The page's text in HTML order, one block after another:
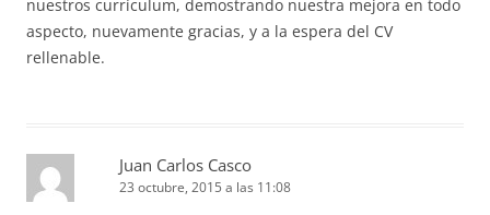
nuestros currículum, demostrando nuestra mejora en todo
aspecto, nuevamente gracias, y a la espera del CV
rellenable.
Juan Carlos Casco
23 octubre, 2015 a las 11:08